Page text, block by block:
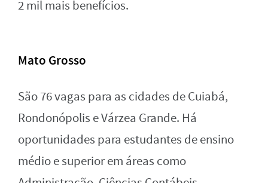
2 mil mais benefícios.
Mato Grosso
São 76 vagas para as cidades de Cuiabá,
Rondonópolis e Várzea Grande. Há
oportunidades para estudantes de ensino
médio e superior em áreas como